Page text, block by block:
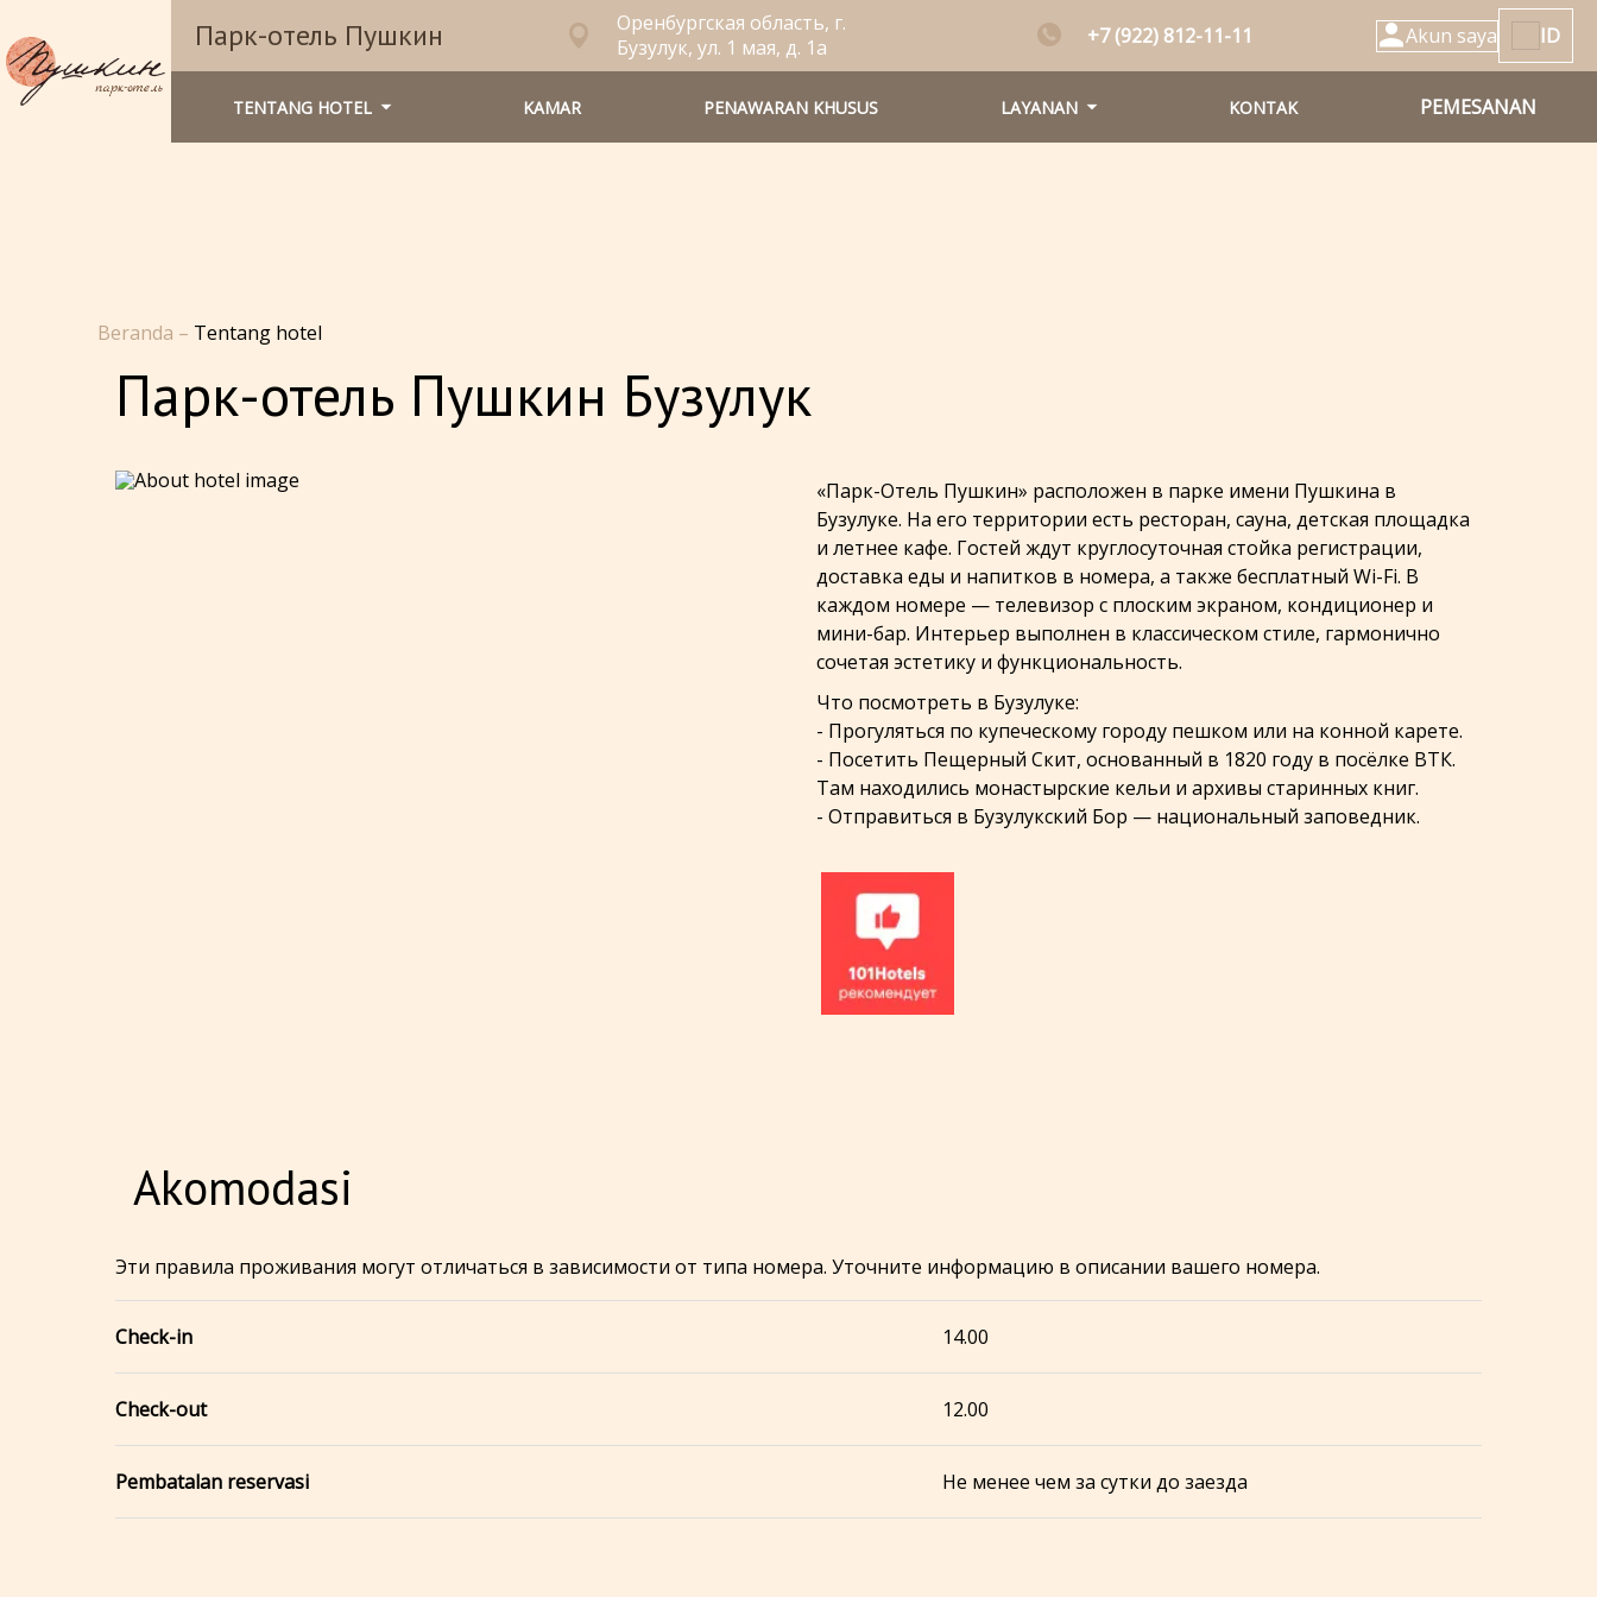
Парк-отель Пушкин
Оренбургская область, г.
Бузулук, ул. 1 мая, д. 1а
+7 (922) 812-11-11 Akun saya ID
TENTANG HOTEL KAMAR PENAWARAN KHUSUS LAYANAN KONTAK PEMESANAN
Beranda – Tentang hotel
Парк-отель Пушкин Бузулук
«Парк-Отель Пушкин» расположен в парке имени Пушкина в
Бузулуке. На его территории есть ресторан, сауна, детская площадка
и летнее кафе. Гостей ждут круглосуточная стойка регистрации,
доставка еды и напитков в номера, а также бесплатный Wi-Fi. В
каждом номере — телевизор с плоским экраном, кондиционер и
мини-бар. Интерьер выполнен в классическом стиле, гармонично
сочетая эстетику и функциональность.
Что посмотреть в Бузулуке:
- Прогуляться по купеческому городу пешком или на конной карете.
- Посетить Пещерный Скит, основанный в 1820 году в посёлке ВТК.
Там находились монастырские кельи и архивы старинных книг.
- Отправиться в Бузулукский Бор — национальный заповедник.
Akomodasi
Эти правила проживания могут отличаться в зависимости от типа номера. Уточните информацию в описании вашего номера.
Check-in 14.00
Check-out 12.00
Pembatalan reservasi Не менее чем за сутки до заезда